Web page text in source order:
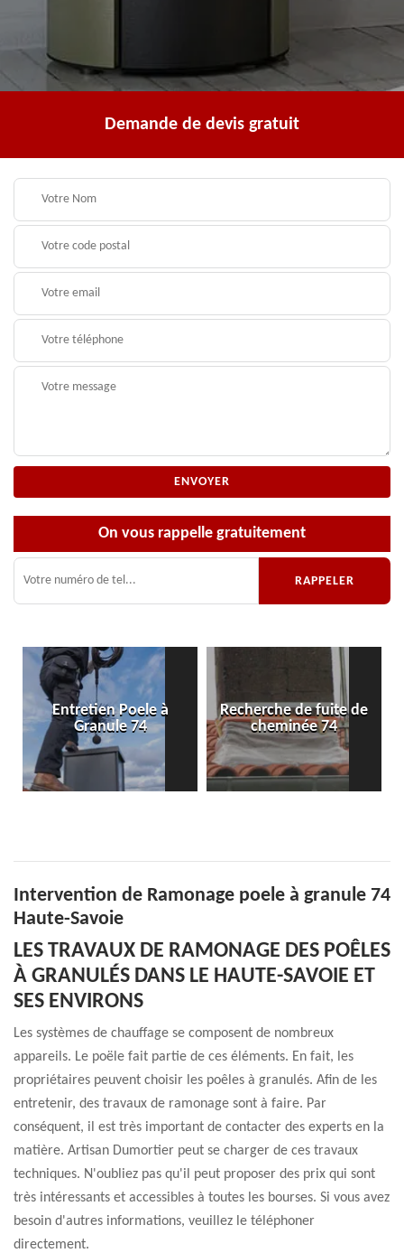
Demande de devis gratuit
On vous rappelle gratuitement
Recherche de fuite de
cheminée 74
Pose de conduit de
cheminée 74
Intervention de Ramonage poele à granule 74
Haute-Savoie
LES TRAVAUX DE RAMONAGE DES POÊLES
À GRANULÉS DANS LE HAUTE-SAVOIE ET
SES ENVIRONS
Les systèmes de chauffage se composent de nombreux
appareils. Le poële fait partie de ces éléments. En fait, les
propriétaires peuvent choisir les poêles à granulés. Afin de les
entretenir, des travaux de ramonage sont à faire. Par
conséquent, il est très important de contacter des experts en la
matière. Artisan Dumortier peut se charger de ces travaux
techniques. N'oubliez pas qu'il peut proposer des prix qui sont
très intéressants et accessibles à toutes les bourses. Si vous avez
besoin d'autres informations, veuillez le téléphoner
directement.